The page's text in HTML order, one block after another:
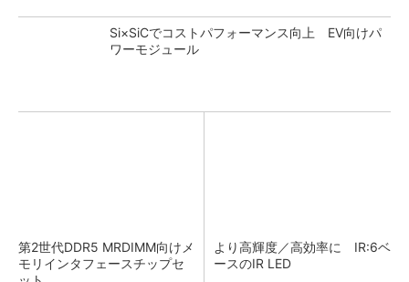
Si×SiCでコストパフォーマンス向上 EV向けパ
ワーモジュール
第2世代DDR5 MRDIMM向けメ
モリインタフェースチップセ
より高輝度／高効率に IR:6ベ
ースのIR LED